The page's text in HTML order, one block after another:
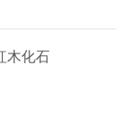
木化石